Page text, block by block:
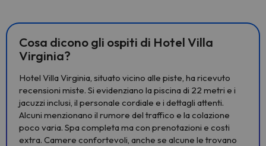
Cosa dicono gli ospiti di Hotel Villa
Virginia?
Hotel Villa Virginia, situato vicino alle piste, ha ricevuto
recensioni miste. Si evidenziano la piscina di 22 metri e i
jacuzzi inclusi, il personale cordiale e i dettagli attenti.
Alcuni menzionano il rumore del traffico e la colazione
poco varia. Spa completa ma con prenotazioni e costi
extra. Camere confortevoli, anche se alcune le trovano